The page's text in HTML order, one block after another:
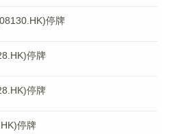
停牌
停牌
停牌
停牌